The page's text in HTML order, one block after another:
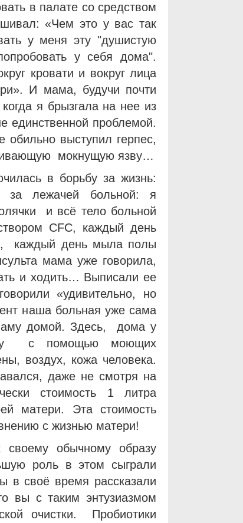
в палате со средством
«Чем это у вас так
у меня эту "душистую
у себя дома".
кровати и вокруг лица
И мама, будучи почти
я брызгала на нее из
единственной проблемой.
выступил герпес,
мокнущую язву…
в борьбу за жизнь:
за лежачей больной: я
и всё тело больной
CFC, каждый день
каждый день мыла полы
мама уже говорила,
и ходить… Выписали ее
«удивительно, но
наша больная уже сама
домой. Здесь, дома у
с помощью моющих
воздух, кожа человека.
даже не смотря на
стоимость 1 литра
матери. Эта стоимость
с жизнью матери!
обычному образу
роль в этом сыграли
в своё время рассказали
вы с таким энтузиазмом
очистки. Пробиотики